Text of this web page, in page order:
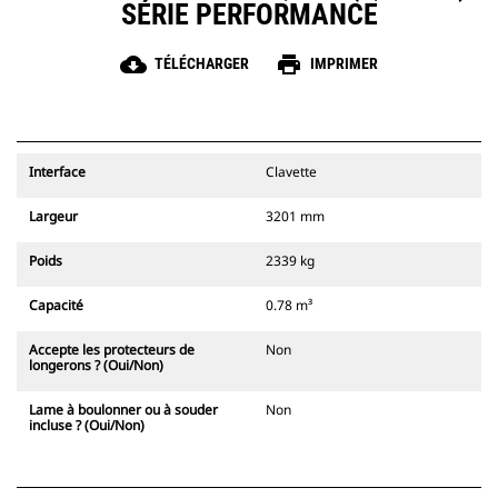
SÉRIE PERFORMANCE
cloud_download TÉLÉCHARGER print IMPRIMER
Interface Clavette
Largeur 3201 mm
Poids 2339 kg
Capacité 0.78 m³
Accepte les protecteurs de
longerons ? (Oui/Non)
Non
Lame à boulonner ou à souder
incluse ? (Oui/Non)
Non